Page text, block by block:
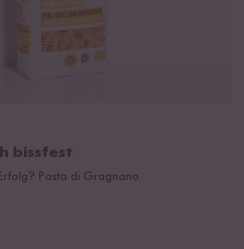
bissfest
Pasta di Gragnano